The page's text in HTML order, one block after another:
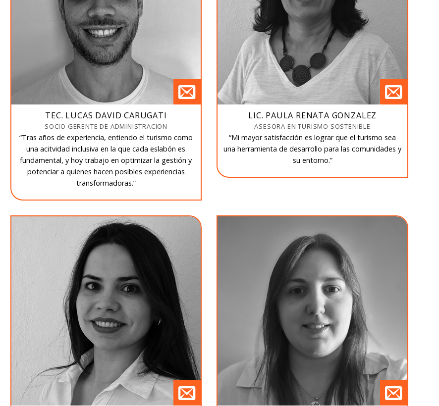
TEC. LUCAS DAVID CARUGATI
SOCIO GERENTE DE ADMINISTRACION
“Tras años de experiencia, entiendo el turismo como
una acitvidad inclusiva en la que cada eslabón es
fundamental, y hoy trabajo en optimizar la gestión y
potenciar a quienes hacen posibles experiencias
transformadoras.”
LIC. PAULA RENATA GONZALEZ
ASESORA EN TURISMO SOSTENIBLE
“Mi mayor satisfacción es lograr que el turismo sea
una herramienta de desarrollo para las comunidades y
su entorno.”